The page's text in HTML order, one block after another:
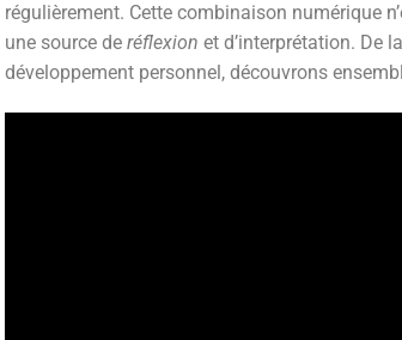
régulièrement. Cette combinaison numérique
une source de réflexion et d’interprétation. De la
développement personnel, découvrons